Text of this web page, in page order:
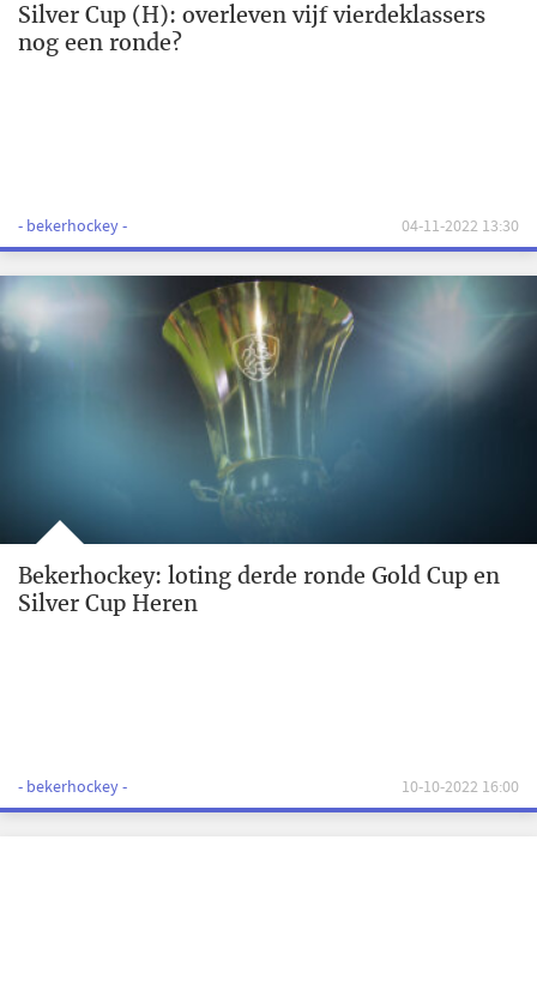
Silver Cup (H): overleven vijf vierdeklassers
nog een ronde?
- bekerhockey - 04-11-2022 13:30
Bekerhockey: loting derde ronde Gold Cup en
Silver Cup Heren
- bekerhockey - 10-10-2022 16:00